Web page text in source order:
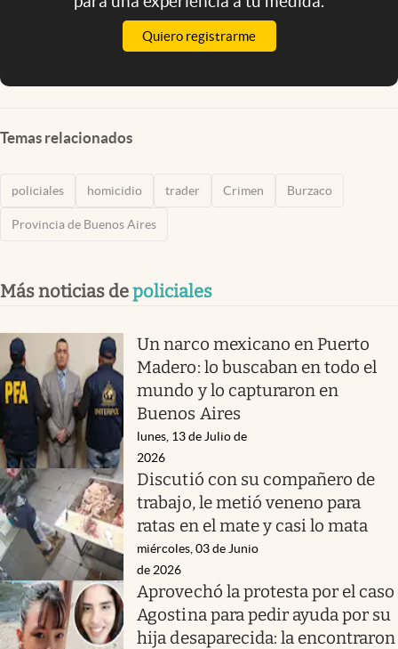
Quiero registrarme
Temas relacionados
policiales homicidio trader Crimen Burzaco
Provincia de Buenos Aires
Más noticias depoliciales
Un narco mexicano en Puerto
Madero: lo buscaban en todo el
mundo y lo capturaron en
Buenos Aires
lunes, 13 de Julio de
2026
Discutió con su compañero de
trabajo, le metió veneno para
ratas en el mate y casi lo mata
miércoles, 03 de Junio
de 2026
Aprovechó la protesta por el caso
Agostina para pedir ayuda por su
hija desaparecida: la encontraron